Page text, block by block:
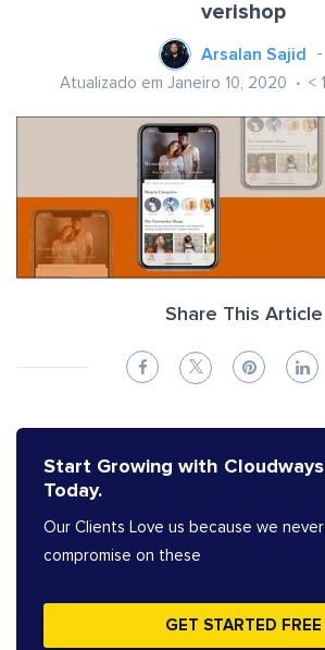
verishop
Arsalan Sajid
Atualizado em Janeiro 10, 2020 < 1
Share This Article
Start Growing with Cloudways
Today.
Our Clients Love us because we never
compromise on these
GET STARTED FREE